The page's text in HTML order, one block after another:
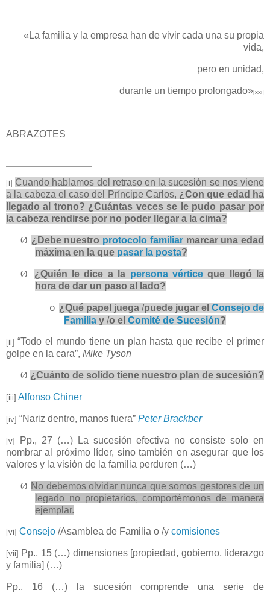
«La familia y la empresa han de vivir cada una su propia
vida,
pero en unidad,
durante un tiempo prolongado»[xxi]
ABRAZOTES
[i] Cuando hablamos del retraso en la sucesión se nos viene
a la cabeza el caso del Príncipe Carlos, ¿Con que edad ha
llegado al trono? ¿Cuántas veces se le pudo pasar por
la cabeza rendirse por no poder llegar a la cima?
Ø ¿Debe nuestro protocolo familiarmarcar una edad
máxima en la que pasar la posta?
Ø ¿Quién le dice a la persona vérticeque llegó la
hora de dar un paso al lado?
o ¿Qué papel juega /puede jugar el Consejo de
Familia y /o el Comité de Sucesión?
[ii] “Todo el mundo tiene un plan hasta que recibe el primer
golpe en la cara”, Mike Tyson
Ø ¿Cuánto de solido tiene nuestro plan de sucesión?
[iii] Alfonso Chiner
[iv] “Nariz dentro, manos fuera” Peter Brackber
[v]
Pp., 27 (…) La sucesión efectiva no consiste solo en
nombrar al próximo líder, sino también en asegurar que los
valores y la visión de la familia perduren (…)
Ø No debemos olvidar nunca que somos gestores de un
legado no propietarios, comportémonos de manera
ejemplar.
[vi] Consejo /Asamblea de Familia o /y comisiones
[vii] Pp., 15 (…) dimensiones [propiedad, gobierno, liderazgo
y familia] (…)
Pp., 16 (…) la sucesión comprende una serie de